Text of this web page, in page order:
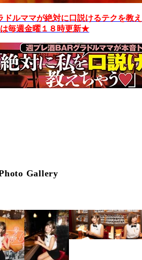
ルママが絶対に口説けるテクを教え
毎週金曜１８時更新★
Gallery